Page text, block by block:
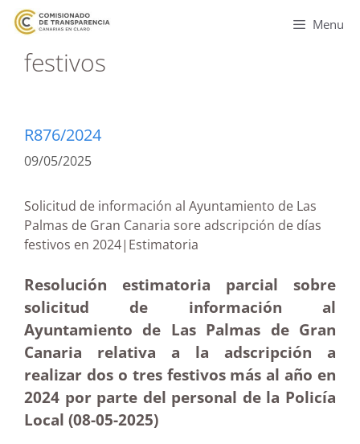
Menu
festivos
R876/2024
09/05/2025
Solicitud de información al Ayuntamiento de Las
Palmas de Gran Canaria sore adscripción de días
festivos en 2024|Estimatoria
Resolución estimatoria parcial sobre
solicitud de información al
Ayuntamiento de Las Palmas de Gran
Canaria relativa a la adscripción a
realizar dos o tres festivos más al año en
2024 por parte del personal de la Policía
Local (08-05-2025)